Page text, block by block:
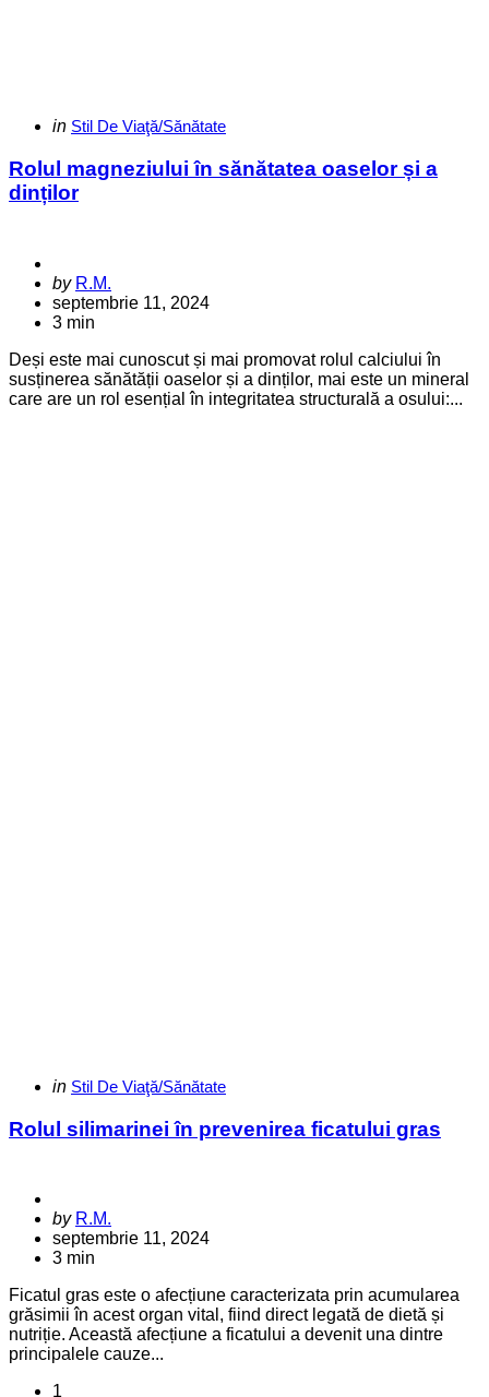
Categories
Posted
in Stil De Viaţă/Sănătate
Rolul magneziului în sănătatea oaselor și a
dinților
Posted
by
by R.M.
septembrie 11, 2024
3 min
Deși este mai cunoscut și mai promovat rolul calciului în
susținerea sănătății oaselor și a dinților, mai este un mineral
care are un rol esențial în integritatea structurală a osului:...
Categories
Posted
in Stil De Viaţă/Sănătate
Rolul silimarinei în prevenirea ficatului gras
Posted
by
by R.M.
septembrie 11, 2024
3 min
Ficatul gras este o afecțiune caracterizata prin acumularea
grăsimii în acest organ vital, fiind direct legată de dietă și
nutriție. Această afecțiune a ficatului a devenit una dintre
principalele cauze...
1